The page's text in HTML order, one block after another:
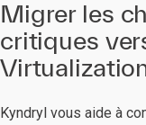
Migrer les
critiques
Kyndryl vous aide à